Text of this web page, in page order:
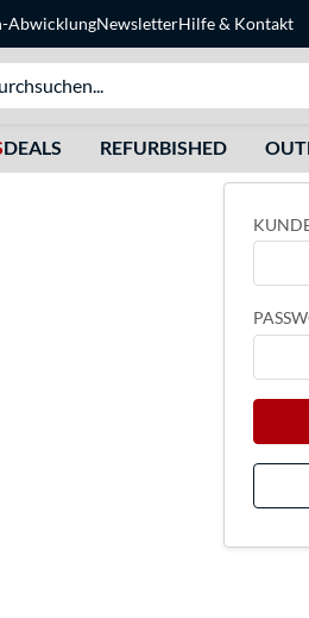
AbwicklungNewsletterHilfe& Kontakt
DEALS REFURBISHED